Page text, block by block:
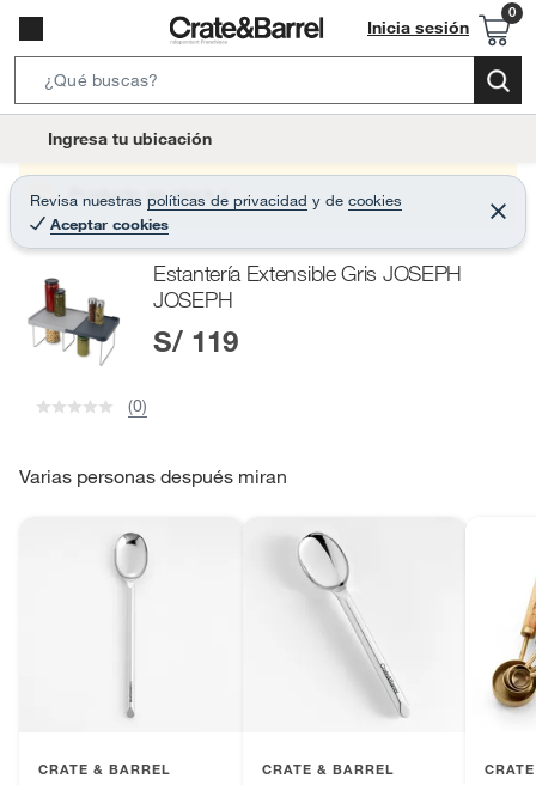
Inicia sesión
e
r
c
B
t
n
Ingresa tu ubicación
Revisa nuestras políticas de privacidad y de cookies
Aceptar cookies
C
e
r
Producto sin stock :(
Estantería Extensible Gris JOSEPH
JOSEPH
S/ 119
(0)
Varias personas después miran
CRATE & BARREL CRATE & BARREL